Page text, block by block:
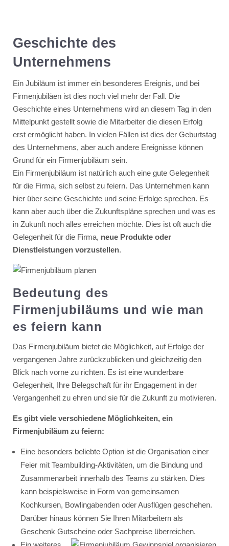
Geschichte des
Unternehmens
Ein Jubiläum ist immer ein besonderes Ereignis, und bei
Firmenjubiläen ist dies noch viel mehr der Fall. Die
Geschichte eines Unternehmens wird an diesem Tag in den
Mittelpunkt gestellt sowie die Mitarbeiter die diesen Erfolg
erst ermöglicht haben. In vielen Fällen ist dies der Geburtstag
des Unternehmens, aber auch andere Ereignisse können
Grund für ein Firmenjubiläum sein.
Ein Firmenjubiläum ist natürlich auch eine gute Gelegenheit
für die Firma, sich selbst zu feiern. Das Unternehmen kann
hier über seine Geschichte und seine Erfolge sprechen. Es
kann aber auch über die Zukunftspläne sprechen und was es
in Zukunft noch alles erreichen möchte. Dies ist oft auch die
Gelegenheit für die Firma, neue Produkte oder
Dienstleistungen vorzustellen.
Bedeutung des
Firmenjubiläums und wie man
es feiern kann
Das Firmenjubiläum bietet die Möglichkeit, auf Erfolge der
vergangenen Jahre zurückzublicken und gleichzeitig den
Blick nach vorne zu richten. Es ist eine wunderbare
Gelegenheit, Ihre Belegschaft für ihr Engagement in der
Vergangenheit zu ehren und sie für die Zukunft zu motivieren.
Es gibt viele verschiedene Möglichkeiten, ein
Firmenjubiläum zu feiern:
Eine besonders beliebte Option ist die Organisation einer
Feier mit Teambuilding-Aktivitäten, um die Bindung und
Zusammenarbeit innerhalb des Teams zu stärken. Dies
kann beispielsweise in Form von gemeinsamen
Kochkursen, Bowlingabenden oder Ausflügen geschehen.
Darüber hinaus können Sie Ihren Mitarbeitern als
Geschenk Gutscheine oder Sachpreise überreichen.